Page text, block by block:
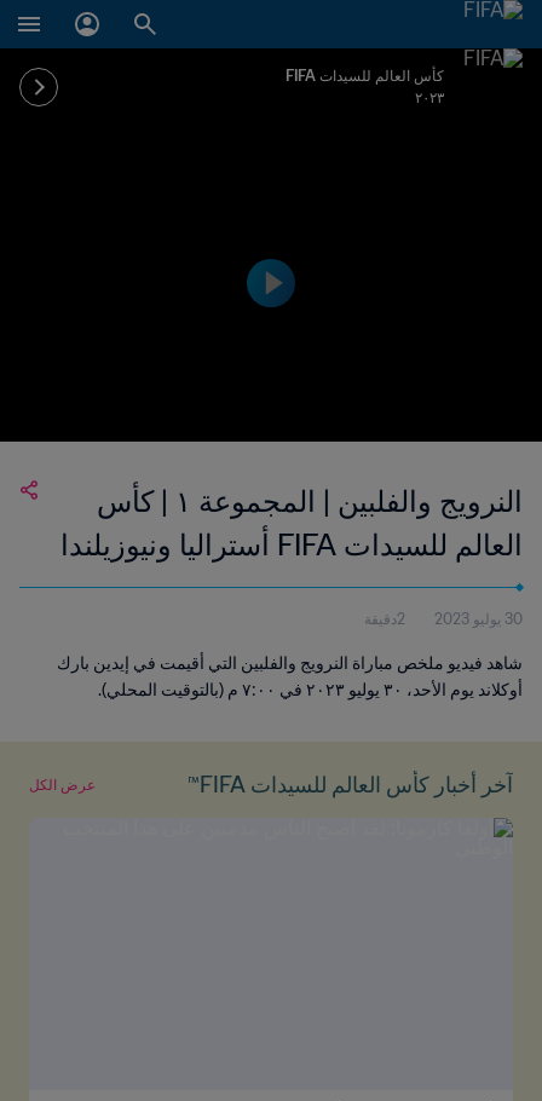
كأس العالم للسيدات FIFA
٢٠٢٣
النرويج والفلبين | المجموعة ١ | كأس
العالم للسيدات FIFA أستراليا ونيوزيلندا
٢٠٢٣™ | فيديو ملخص
30 يوليو 2023 2دقيقة
شاهد فيديو ملخص مباراة النرويج والفلبين التي أقيمت في إيدين بارك
أوكلاند يوم الأحد، ٣٠ يوليو ٢٠٢٣ في ٧:٠٠ م (بالتوقيت المحلي).
آخر أخبار كأس العالم للسيدات FIFA™ عرض الكل